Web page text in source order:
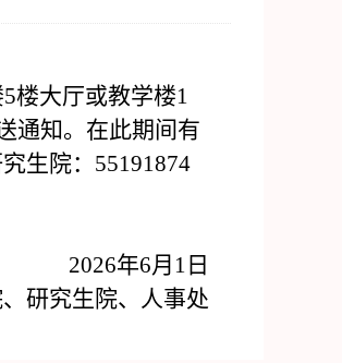
楼大厅或教学楼1
通知。在此期间有
生院：55191874
2026年6月1日
研究生院、人事处